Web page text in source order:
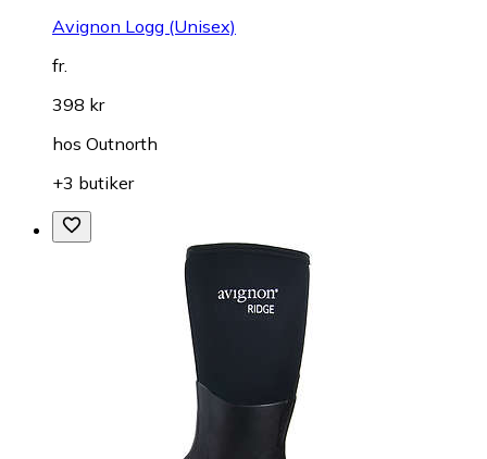
Avignon Logg (Unisex)
fr.
398 kr
hos Outnorth
+3 butiker